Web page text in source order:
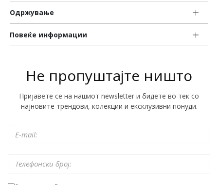
Одржување
Повеќе информации
Не пропуштајте ништо
Пријавете се на нашиот newsletter и бидете во тек со
најновите трендови, колекции и ексклузивни понуди.